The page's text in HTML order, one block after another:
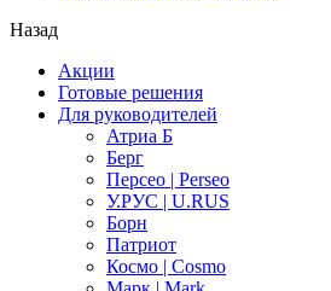
Назад
Акции
Готовые решения
Для руководителей
Атриа Б
Берг
Персео | Perseo
У.РУС | U.RUS
Борн
Патриот
Космо | Cosmo